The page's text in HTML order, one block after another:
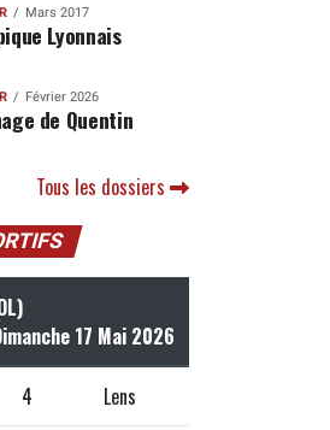
Mars 2017
Lyonnais
Février 2026
de Quentin
Tous les dossiers
17 Mai 2026
4 Lens